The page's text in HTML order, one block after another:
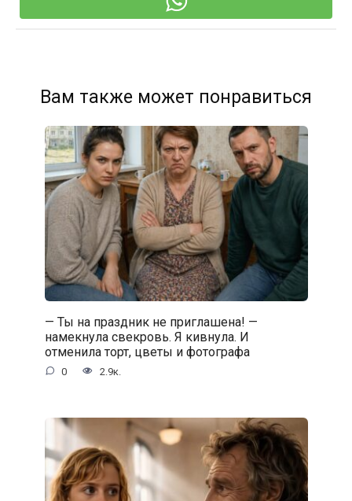
Вам также может понравиться
— Ты на праздник не приглашена! —
намекнула свекровь. Я кивнула. И
отменила торт, цветы и фотографа
0 2.9к.